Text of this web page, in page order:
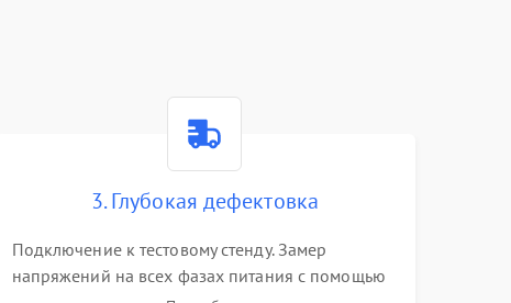
3. Глубокая дефектовка
Подключение к тестовому стенду. Замер
напряжений на всех фазах питания с помощью